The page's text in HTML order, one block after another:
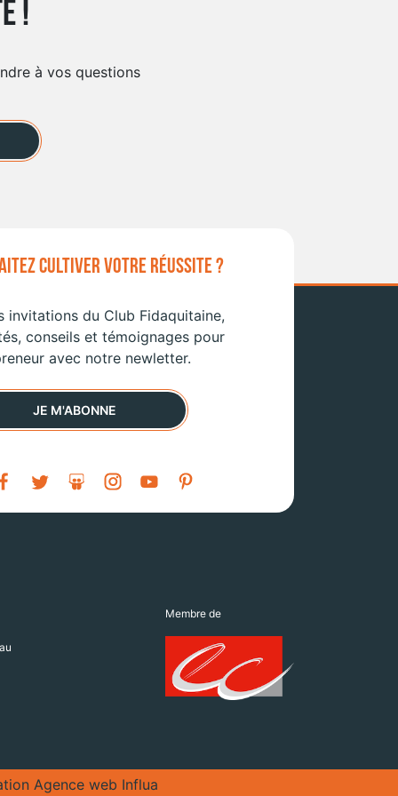
!
à vos questions
CULTIVER VOTRE RÉUSSITE ?
invitations du Club Fidaquitaine,
conseils et témoignages pour
avec notre newletter.
JE M'ABONNE
Membre de
Agence web Influa